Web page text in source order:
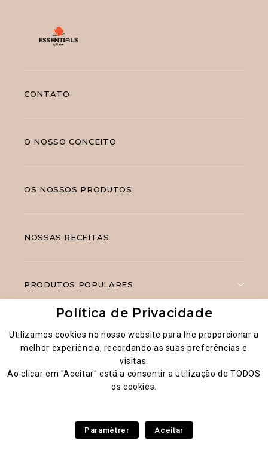
CONTATO
O NOSSO CONCEITO
OS NOSSOS PRODUTOS
NOSSAS RECEITAS
PRODUTOS POPULARES
Informação legal
Essentials by Hana® 2026
Política de Privacidade
Utilizamos cookies no nosso website para lhe proporcionar a
melhor experiência, recordando as suas preferências e
visitas.
Ao clicar em "Aceitar" está a consentir a utilização de TODOS
os cookies.
Paramétrer Aceitar